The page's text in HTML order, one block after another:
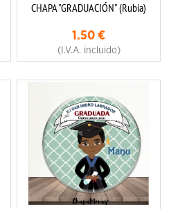
CHAPA "GRADUACIÓN" (Rubia)
1.50 €
(I.V.A. incluido)